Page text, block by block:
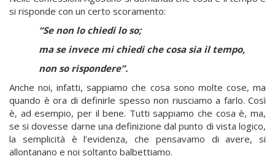
si risponde con un certo scoramento:
“Se non lo chiedi lo so;
ma se invece mi chiedi che cosa sia il tempo,
non so rispondere”.
Anche noi, infatti, sappiamo che cosa sono molte cose, ma
quando è ora di definirle spesso non riusciamo a farlo. Così
è, ad esempio, per il bene. Tutti sappiamo che cosa è, ma,
se si dovesse darne una definizione dal punto di vista logico,
la semplicità è l’evidenza, che pensavamo di avere, si
allontanano e noi soltanto balbettiamo.